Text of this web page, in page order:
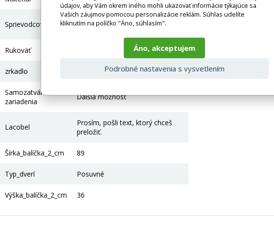
Sprievodcovia
Posuvný systém s guličkovými
ložiskami - kov
Rukoväť
zrkadlo
Samozatváracie
zariadenia
Ďalšia možnosť
Lacobel
Prosím, pošli text, ktorý chceš
preložiť.
Šírka_balíčka_2_cm 89
Typ_dverí Posuvné
Výška_balíčka_2_cm 36
údajov, aby Vám okrem iného mohli ukazovať informácie týkajúce sa
Vašich záujmov pomocou personalizácie reklám. Súhlas udelíte
kliknutím na políčko "Áno, súhlasím".
Áno, akceptujem
Podrobné nastavenia s vysvetlením